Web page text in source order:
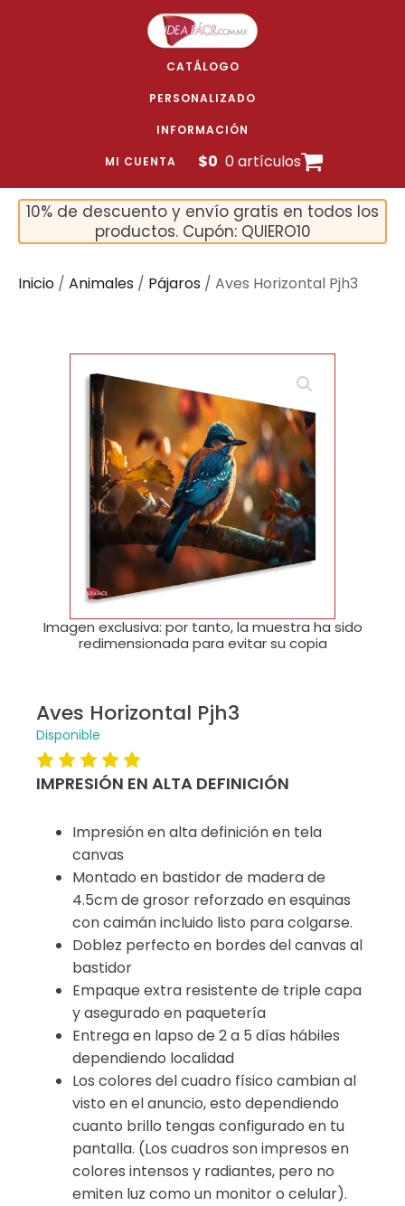
CATÁLOGO
PERSONALIZADO
INFORMACIÓN
MI CUENTA $0 0 artículos
10% de descuento y envío gratis en todos los
productos. Cupón: QUIERO10
Inicio / Animales / Pájaros / Aves Horizontal Pjh3
🔍
Imagen exclusiva: por tanto, la muestra ha sido
redimensionada para evitar su copia
Aves Horizontal Pjh3
Disponible
IMPRESIÓN EN ALTA DEFINICIÓN
Impresión en alta definición en tela
canvas
Montado en bastidor de madera de
4.5cm de grosor reforzado en esquinas
con caimán incluido listo para colgarse.
Doblez perfecto en bordes del canvas al
bastidor
Empaque extra resistente de triple capa
y asegurado en paquetería
Entrega en lapso de 2 a 5 días hábiles
dependiendo localidad
Los colores del cuadro físico cambian al
visto en el anuncio, esto dependiendo
cuanto brillo tengas configurado en tu
pantalla. (Los cuadros son impresos en
colores intensos y radiantes, pero no
emiten luz como un monitor o celular).